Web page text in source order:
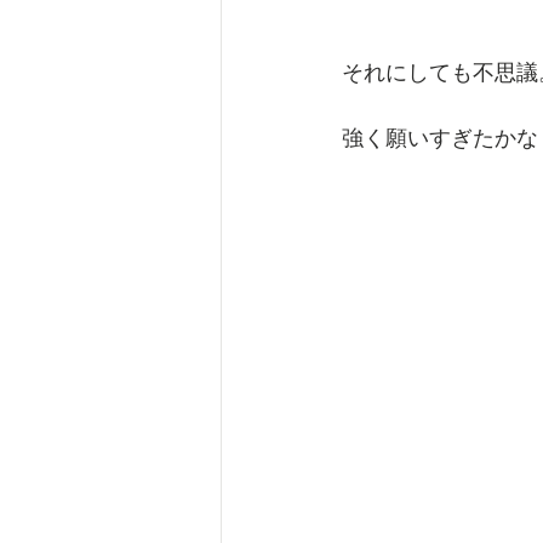
それにしても不思議
強く願いすぎたかな